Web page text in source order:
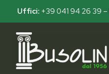
Uffici: +39 041 94 26 39 –